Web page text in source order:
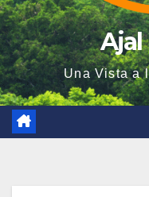
Ajal
Una Vista a